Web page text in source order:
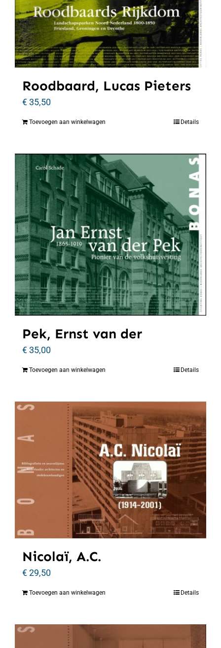
Roodbaard, Lucas Pieters
€35,50
Toevoegen aan winkelwagen Details
Pek, Ernst van der
€35,00
Toevoegen aan winkelwagen Details
Nicolaï, A.C.
€29,50
Toevoegen aan winkelwagen Details